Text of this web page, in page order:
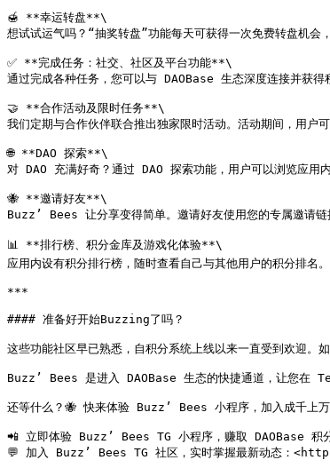
🍯 **幸运转盘**\
想试试运气吗？“抽奖转盘”功能每天可获得一次免费转盘机会
✅ **完成任务：社交、社区及平台功能**\
通过完成各种任务，您可以与 DAOBase 生态深度连接并获
🤝 **合作活动及限时任务**\
我们定期与合作伙伴联合推出独家限时活动。活动期间，用户
🌐 **DAO 探索**\
对 DAO 充满好奇？通过 DAO 探索功能，用户可以浏览应用
🐝 **邀请好友**\
Buzz’ Bees 让分享变得简单。邀请好友使用您的专属邀请链
📊 **排行榜、积分金库及游戏化体验**\
应用内设有积分排行榜，随时查看自己与其他用户的积分排名
***
#### 准备好开始Buzzing了吗？
这些功能社区早已熟悉，自积分系统上线以来一直受到欢迎
Buzz’ Bees 是进入 DAOBase 生态的快捷通道，让您在
还等什么？🐝 快来体验 Buzz’ Bees 小程序，加入成千上万
📲 立即体验 Buzz’ Bees TG 小程序，赚取